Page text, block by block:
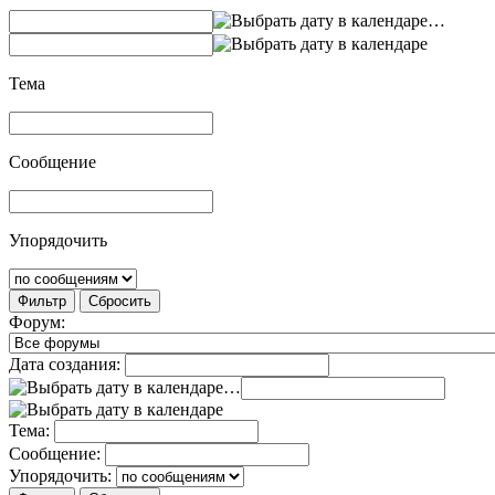
…
Тема
Сообщение
Упорядочить
Фильтр Сбросить
Форум:
Дата создания:
…
Тема:
Сообщение:
Упорядочить: